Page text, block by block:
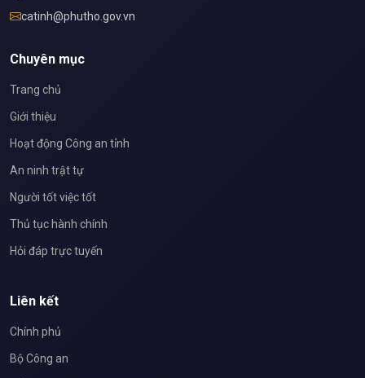
catinh@phutho.gov.vn
Chuyên mục
Trang chủ
Giới thiệu
Hoạt động Công an tỉnh
An ninh trật tự
Người tốt việc tốt
Thủ tục hành chính
Hỏi đáp trực tuyến
Liên kết
Chính phủ
Bộ Công an